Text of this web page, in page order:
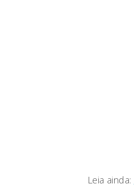
Leia ainda: